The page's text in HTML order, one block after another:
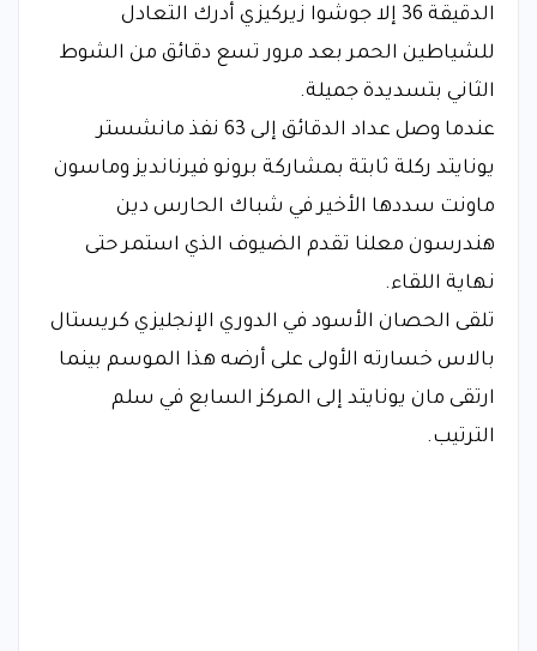
الدقيقة 36 إلا جوشوا زيركيزي أدرك التعادل
للشياطين الحمر بعد مرور تسع دقائق من الشوط
الثاني بتسديدة جميلة.
عندما وصل عداد الدقائق إلى 63 نفذ مانشستر
يونايتد ركلة ثابتة بمشاركة برونو فيرنانديز وماسون
ماونت سددها الأخير في شباك الحارس دين
هندرسون معلنا تقدم الضيوف الذي استمر حتى
نهاية اللقاء.
تلقى الحصان الأسود في الدوري الإنجليزي كريستال
بالاس خسارته الأولى على أرضه هذا الموسم بينما
ارتقى مان يونايتد إلى المركز السابع في سلم
الترتيب.